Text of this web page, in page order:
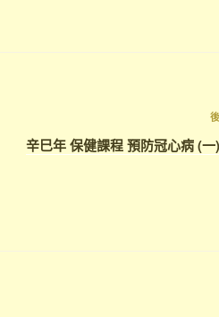
後
辛巳年 保健課程 預防冠心病 (一)